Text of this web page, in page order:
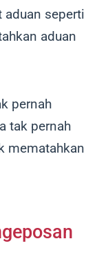
seperti
aduan
pernah
tak pernah
mematahkan